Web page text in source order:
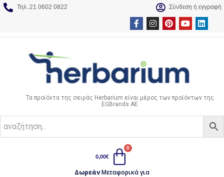
Τηλ.:21 0602 0822 Σύνδεση ή εγγραφή
Τα προϊόντα της σειράς Herbarium είναι μέρος των προϊόντων της
EGBrands AE
0,00€
ΔωρεάνΜεταφορικά για